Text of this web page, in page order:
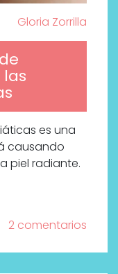
Gloria Zorrilla
es una
causando
piel radiante.
2 comentarios